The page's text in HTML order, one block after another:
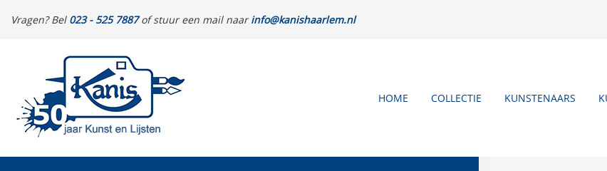
Vragen? Bel 023 - 525 7887of stuur een mail naarinfo@kanishaarlem.nl
HOME COLLECTIE KUNSTENAARS